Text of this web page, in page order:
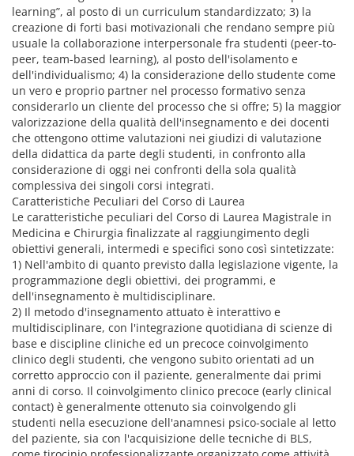
learning”, al posto di un curriculum standardizzato; 3) la
creazione di forti basi motivazionali che rendano sempre più
usuale la collaborazione interpersonale fra studenti (peer-to-
peer, team-based learning), al posto dell'isolamento e
dell'individualismo; 4) la considerazione dello studente come
un vero e proprio partner nel processo formativo senza
considerarlo un cliente del processo che si offre; 5) la maggior
valorizzazione della qualità dell'insegnamento e dei docenti
che ottengono ottime valutazioni nei giudizi di valutazione
della didattica da parte degli studenti, in confronto alla
considerazione di oggi nei confronti della sola qualità
complessiva dei singoli corsi integrati.
Caratteristiche Peculiari del Corso di Laurea
Le caratteristiche peculiari del Corso di Laurea Magistrale in
Medicina e Chirurgia finalizzate al raggiungimento degli
obiettivi generali, intermedi e specifici sono così sintetizzate:
1) Nell'ambito di quanto previsto dalla legislazione vigente, la
programmazione degli obiettivi, dei programmi, e
dell'insegnamento è multidisciplinare.
2) Il metodo d'insegnamento attuato è interattivo e
multidisciplinare, con l'integrazione quotidiana di scienze di
base e discipline cliniche ed un precoce coinvolgimento
clinico degli studenti, che vengono subito orientati ad un
corretto approccio con il paziente, generalmente dai primi
anni di corso. Il coinvolgimento clinico precoce (early clinical
contact) è generalmente ottenuto sia coinvolgendo gli
studenti nella esecuzione dell'anamnesi psico-sociale al letto
del paziente, sia con l'acquisizione delle tecniche di BLS,